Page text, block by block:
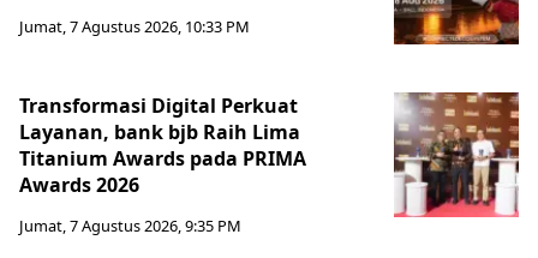
Jumat, 7 Agustus 2026, 10:33 PM
Transformasi Digital Perkuat
Layanan, bank bjb Raih Lima
Titanium Awards pada PRIMA
Awards 2026
Jumat, 7 Agustus 2026, 9:35 PM